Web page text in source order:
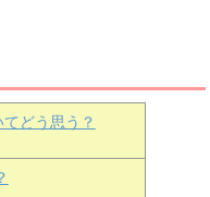
どう思う？